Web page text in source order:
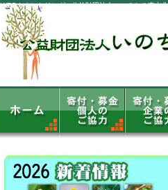
WEBカウンセリング - 公益財団法人 いのちの森文